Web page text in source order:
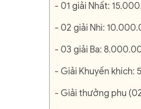
- 01 giải Nhất:
- 02 giải Nhì:
- 03 giải Ba:
- Giải Khuyến khích:
- Giải thưởng phụ